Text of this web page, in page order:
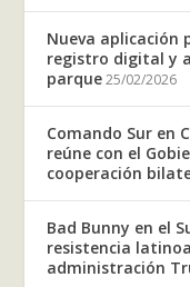
Nueva aplicación
registro digital y
parque 25/02/2026
Comando Sur en
reúne con el
cooperación
Bad Bunny en el
resistencia
administración